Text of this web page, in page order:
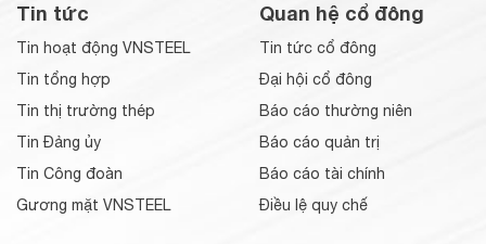
Tin tức
Tin hoạt động VNSTEEL
Tin tổng hợp
Tin thị trường thép
Tin Đảng ủy
Tin Công đoàn
Gương mặt VNSTEEL
Quan hệ cổ đông
Tin tức cổ đông
Đại hội cổ đông
Báo cáo thường niên
Báo cáo quản trị
Báo cáo tài chính
Điều lệ quy chế